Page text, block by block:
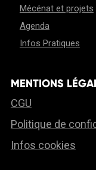
Mécénat et projets
Agenda
Infos Pratiques
MENTIONS
CGU
Politique de
Infos cookies